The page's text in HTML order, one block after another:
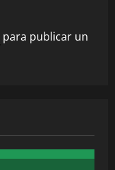
para publicar un